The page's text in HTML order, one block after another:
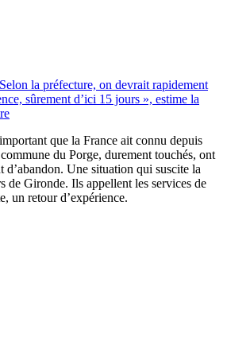
la préfecture, on devrait rapidement
sûrement d’ici 15 jours », estime la
que la France ait connu depuis
du Porge, durement touchés, ont
d’abandon. Une situation qui suscite la
de Gironde. Ils appellent les services de
un retour d’expérience.